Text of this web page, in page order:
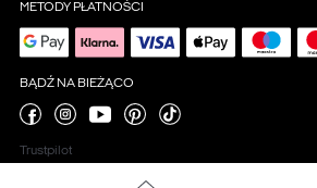
METODY PŁATNOŚCI
BĄDŹ NA BIEŻĄCO
Trustpilot